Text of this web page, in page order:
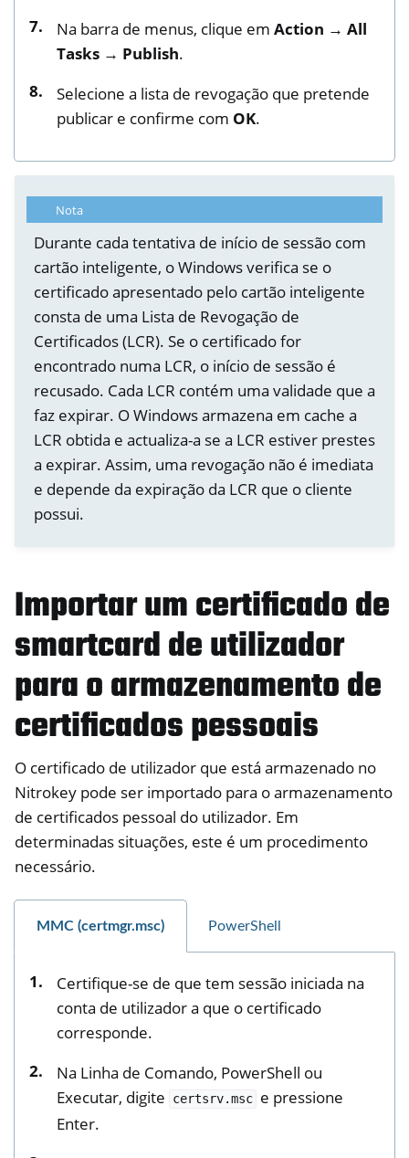
Na barra de menus, clique em Action → All
Tasks → Publish.
Selecione a lista de revogação que pretende
publicar e confirme com OK.
Nota
Durante cada tentativa de início de sessão com
cartão inteligente, o Windows verifica se o
certificado apresentado pelo cartão inteligente
consta de uma Lista de Revogação de
Certificados (LCR). Se o certificado for
encontrado numa LCR, o início de sessão é
recusado. Cada LCR contém uma validade que a
faz expirar. O Windows armazena em cache a
LCR obtida e actualiza-a se a LCR estiver prestes
a expirar. Assim, uma revogação não é imediata
e depende da expiração da LCR que o cliente
possui.
Importar um certificado de
smartcard de utilizador
para o armazenamento de
certificados pessoais
O certificado de utilizador que está armazenado no
Nitrokey pode ser importado para o armazenamento
de certificados pessoal do utilizador. Em
determinadas situações, este é um procedimento
necessário.
MMC (certmgr.msc) PowerShell
Certifique-se de que tem sessão iniciada na
conta de utilizador a que o certificado
corresponde.
Na Linha de Comando, PowerShell ou
Executar, digite
certsrv.msc e pressione
Enter.